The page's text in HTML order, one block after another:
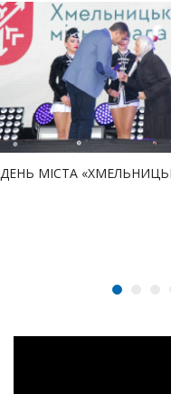
ДЕНЬ МІСТА